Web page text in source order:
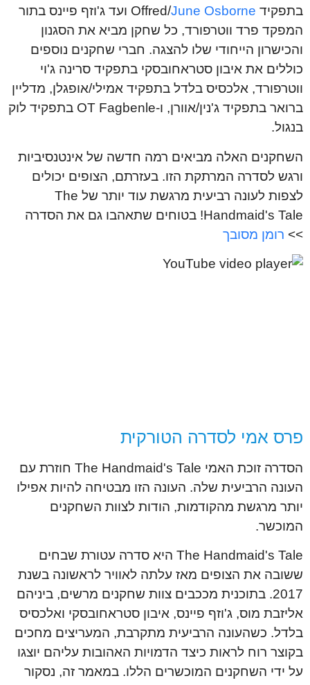
בתפקיד Offred/ June Osborne
ועד ג'וזף פיינס בתור
המפקד פרד ווטרפורד, כל שחקן מביא את הסגנון
והכישרון הייחודי שלו להצגה. חברי שחקנים נוספים
כוללים את איבון סטראחובסקי בתפקיד סרינה ג'וי
ווטרפורד, אלכסיס בלדל בתפקיד אמילי/אופגלן, מדליין
ברואר בתפקיד ג'נין/אוורן, ו-OT Fagbenle בתפקיד לוק
בנגול.
השחקנים האלה מביאים רמה חדשה של אינטנסיביות
ורגש לסדרה המרתקת הזו. בעזרתם, הצופים יכולים
לצפות לעונה רביעית מרגשת עוד יותר של The
Handmaid's Tale! בטוחים שתאהבו גם את הסדרה
>> רומן מסובך
פרס אמי לסדרה הטורקית
הסדרה זוכת האמי The Handmaid's Tale חוזרת עם
העונה הרביעית שלה. העונה הזו מבטיחה להיות אפילו
יותר מרגשת מהקודמות, הודות לצוות השחקנים
המוכשר.
The Handmaid's Tale היא סדרה עטורת שבחים
ששובה את הצופים מאז עלתה לאוויר לראשונה בשנת
2017. בתוכנית מככבים צוות שחקנים מרשים, ביניהם
אליזבת מוס, ג'וזף פיינס, איבון סטראחובסקי ואלכסיס
בלדל. כשהעונה הרביעית מתקרבת, המעריצים מחכים
בקוצר רוח לראות כיצד הדמויות האהובות עליהם יוצגו
על ידי השחקנים המוכשרים הללו. במאמר זה, נסקור